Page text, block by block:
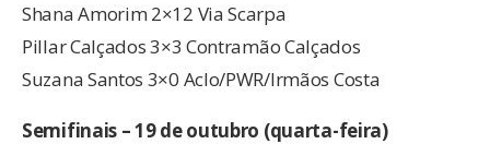
Shana Amorim 2×12 Via Scarpa
Pillar Calçados 3×3 Contramão Calçados
Suzana Santos 3×0 Aclo/PWR/Irmãos Costa
Semifinais – 19 de outubro (quarta-feira)